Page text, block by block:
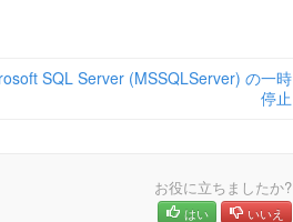
SQL Server (MSSQLServer) の一時
停止
お役に立ちましたか?
はい いいえ